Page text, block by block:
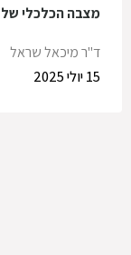
מצבה הכלכלי של
ד"ר מיכאל שראל
15 יולי 2025